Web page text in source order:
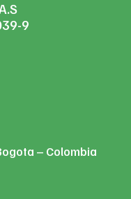
9
– Colombia